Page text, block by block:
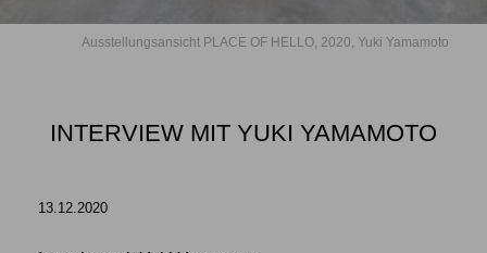
Ausstellungsansicht PLACE OF HELLO, 2020, Yuki Yamamoto
INTERVIEW MIT YUKI YAMAMOTO
13.12.2020